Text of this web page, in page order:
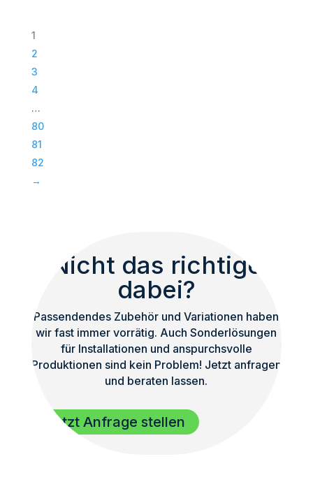
1
2
3
4
…
80
81
82
→
Nicht das richtige
dabei?
Passendendes Zubehör und Variationen haben
wir fast immer vorrätig. Auch Sonderlösungen
für Installationen und anspurchsvolle
Produktionen sind kein Problem! Jetzt anfragen
und beraten lassen.
Jetzt Anfrage stellen